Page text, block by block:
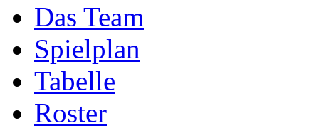
Das Team
Spielplan
Tabelle
Roster